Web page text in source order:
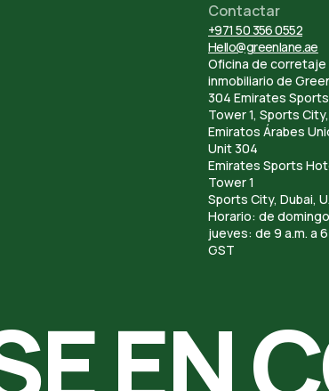
Contactar
+971 50 356 0552
Hello@greenlane.ae
Oficina de corretaje
inmobiliario de
304 Emirates
Tower 1, Sports
Emiratos Árabes
Unit 304
Emirates Sports
Tower 1
Sports City, Dubai,
Horario: de
jueves: de 9 a.m. a 6
GST